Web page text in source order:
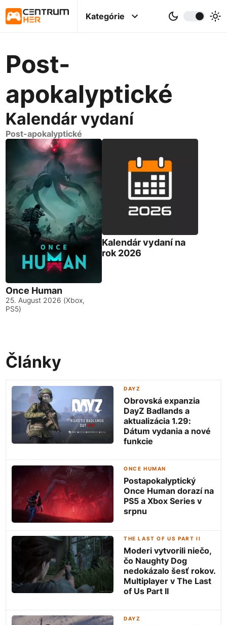
Kategórie
Post-
apokalyptické
Kalendár vydaní
Post-apokalyptické
Once Human
25. August 2026 (Xbox,
PS5)
Kalendár vydaní na
rok 2026
Články
DAYZ
Obrovská expanzia
DayZ Badlands a
aktualizácia 1.29:
Dátum vydania a nové
funkcie
ONCE HUMAN
Postapokalyptický
Once Human dorazí na
PS5 a Xbox Series v
srpnu
THE LAST OF US PART II
Moderi vytvorili niečo,
čo Naughty Dog
nedokázalo šesť rokov.
Multiplayer v The Last
of Us Part II
DAYZ